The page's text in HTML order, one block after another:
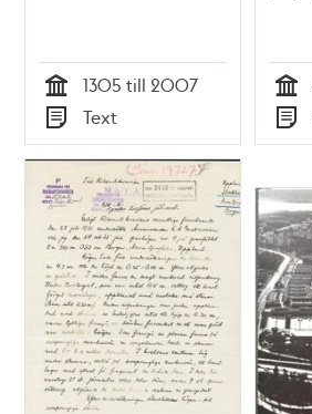
Tid
1305 till 2007
Typ
Text Tid
Typ